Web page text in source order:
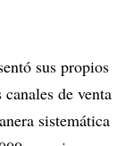
sus propios
de venta
sistemática